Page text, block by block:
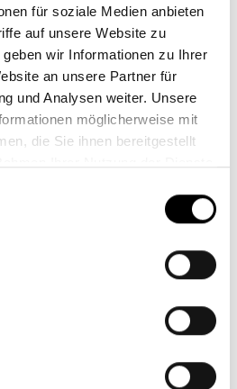
für soziale Medien anbieten
auf unsere Website zu
wir Informationen zu Ihrer
an unsere Partner für
und Analysen weiter. Unsere
möglicherweise mit
die Sie ihnen bereitgestellt
bekommt von uns Geld.
Gutes bewirken
ist uns
Check können Sie sicher und